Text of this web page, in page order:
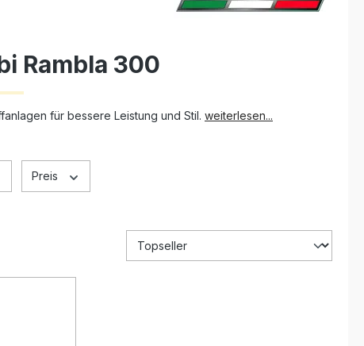
Rambla 300
für bessere Leistung und Stil. weiterlesen...
Preis